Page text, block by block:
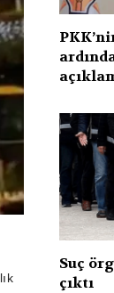
Suç
çıktı